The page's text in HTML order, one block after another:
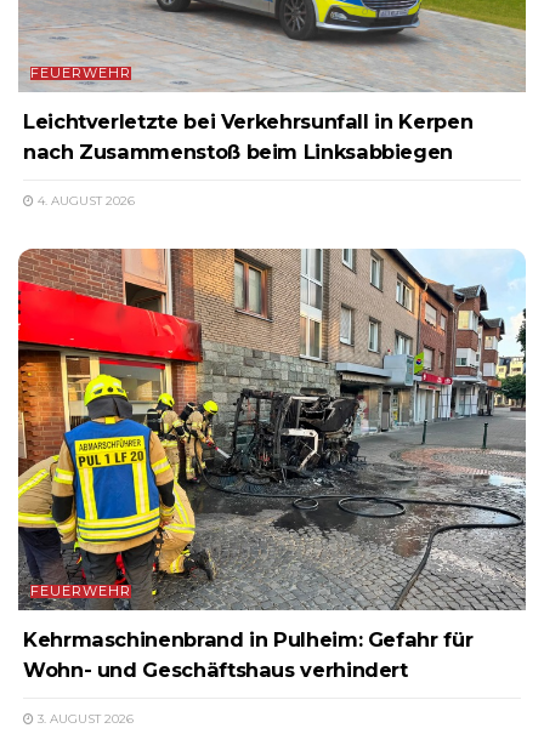
FEUERWEHR
Leichtverletzte bei Verkehrsunfall in Kerpen
nach Zusammenstoß beim Linksabbiegen
4. AUGUST 2026
FEUERWEHR
Kehrmaschinenbrand in Pulheim: Gefahr für
Wohn- und Geschäftshaus verhindert
3. AUGUST 2026